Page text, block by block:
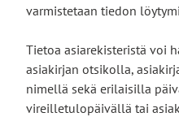
varmistetaan tiedon
Tietoa asiarekisteristä voi
asiakirjan otsikolla,
nimellä sekä erilaisilla
vireilletulopäivällä tai